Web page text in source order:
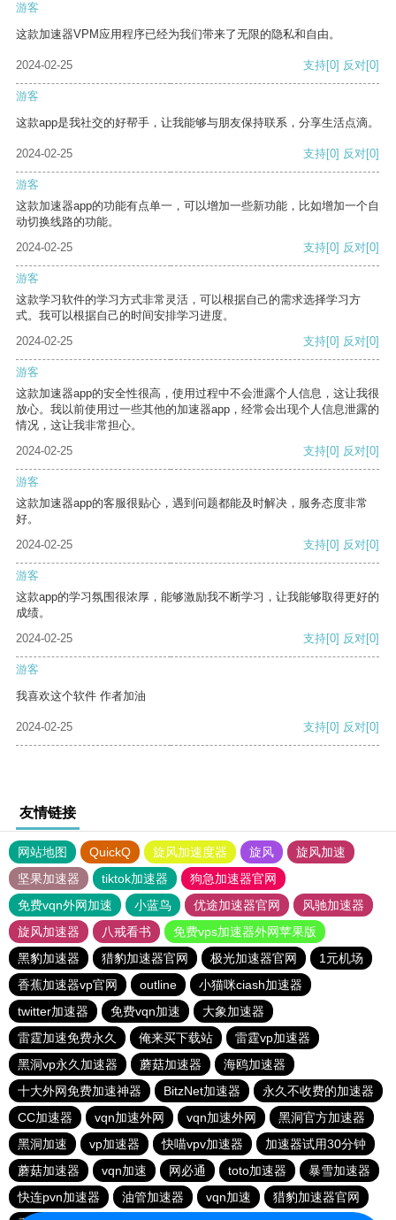
游客
这款加速器VPM应用程序已经为我们带来了无限的隐私和自由。
2024-02-25 支持[0] 反对[0]
游客
这款app是我社交的好帮手，让我能够与朋友保持联系，分享生活点滴。
2024-02-25 支持[0] 反对[0]
游客
这款加速器app的功能有点单一，可以增加一些新功能，比如增加一个自
动切换线路的功能。
2024-02-25
支持[0] 反对[0]
游客
这款学习软件的学习方式非常灵活，可以根据自己的需求选择学习方
式。我可以根据自己的时间安排学习进度。
2024-02-25
支持[0] 反对[0]
游客
这款加速器app的安全性很高，使用过程中不会泄露个人信息，这让我很
放心。我以前使用过一些其他的加速器app，经常会出现个人信息泄露的
情况，这让我非常担心。
2024-02-25
支持[0] 反对[0]
游客
这款加速器app的客服很贴心，遇到问题都能及时解决，服务态度非常
好。
2024-02-25
支持[0] 反对[0]
游客
这款app的学习氛围很浓厚，能够激励我不断学习，让我能够取得更好的
成绩。
2024-02-25
支持[0] 反对[0]
游客
我喜欢这个软件 作者加油
2024-02-25 支持[0] 反对[0]
友情链接
网站地图 QuickQ 旋风加速度器 旋风
旋风加速
坚果加速器
tiktok加速器
狗急加速器官网
免费vqn外网加速
小蓝鸟 优途加速器官网
风驰加速器
旋风加速器
八戒看书
免费vps加速器外网苹果版
黑豹加速器
猎豹加速器官网 极光加速器官网
1元机场
香蕉加速器vp官网
outline
小猫咪ciash加速器
twitter加速器
免费vqn加速
大象加速器
雷霆加速免费永久
俺来买下载站
雷霆vp加速器
黑洞vp永久加速器
蘑菇加速器
海鸥加速器
十大外网免费加速神器
BitzNet加速器
永久不收费的加速器
CC加速器
vqn加速外网 vqn加速外网
黑洞官方加速器
黑洞加速
vp加速器 快喵vpv加速器
加速器试用30分钟
蘑菇加速器
vqn加速 网必通 toto加速器
暴雪加速器
快连pvn加速器
油管加速器 vqn加速
猎豹加速器官网